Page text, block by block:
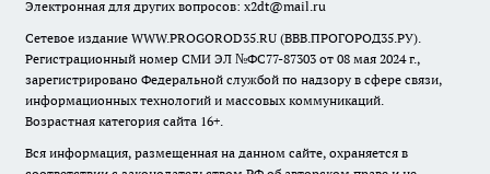
Электронная для других вопросов: x2dt@mail.ru
Сетевое издание WWW.PROGOROD35.RU (ВВВ.ПРОГОРОД35.РУ).
Регистрационный номер СМИ ЭЛ №ФС77-87303 от 08 мая 2024 г.,
зарегистрировано Федеральной службой по надзору в сфере связи,
информационных технологий и массовых коммуникаций.
Возрастная категория сайта 16+.
Вся информация, размещенная на данном сайте, охраняется в